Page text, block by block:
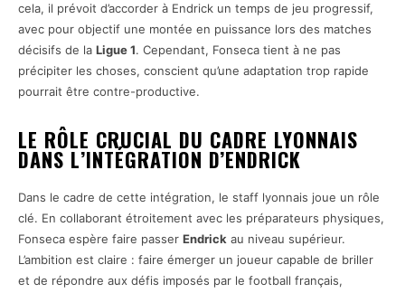
cela, il prévoit d’accorder à Endrick un temps de jeu progressif,
avec pour objectif une montée en puissance lors des matches
décisifs de la Ligue 1. Cependant, Fonseca tient à ne pas
précipiter les choses, conscient qu’une adaptation trop rapide
pourrait être contre-productive.
LE RÔLE CRUCIAL DU CADRE LYONNAIS
DANS L’INTÉGRATION D’ENDRICK
Dans le cadre de cette intégration, le staff lyonnais joue un rôle
clé. En collaborant étroitement avec les préparateurs physiques,
Fonseca espère faire passer Endrick au niveau supérieur.
L’ambition est claire : faire émerger un joueur capable de briller
et de répondre aux défis imposés par le football français,